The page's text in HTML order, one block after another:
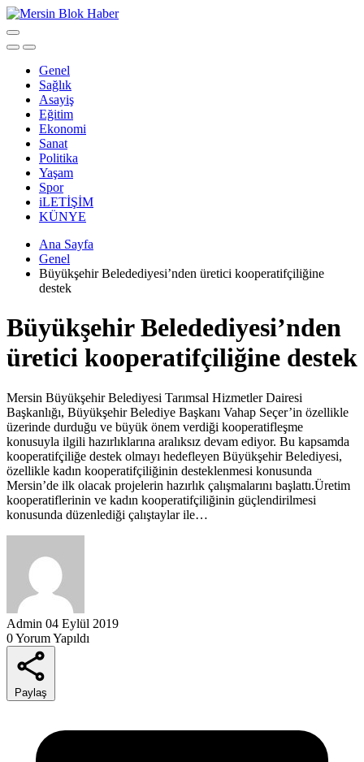
Genel
Sağlık
Asayiş
Eğitim
Ekonomi
Sanat
Politika
Yaşam
Spor
iLETİŞİM
KÜNYE
Ana Sayfa
Genel
Büyükşehir Beledediyesi’nden üretici kooperatifçiliğine
destek
Büyükşehir Beledediyesi’nden
üretici kooperatifçiliğine destek
Mersin Büyükşehir Belediyesi Tarımsal Hizmetler Dairesi
Başkanlığı, Büyükşehir Belediye Başkanı Vahap Seçer’in özellikle
üzerinde durduğu ve büyük önem verdiği kooperatifleşme
konusuyla ilgili hazırlıklarına aralıksız devam ediyor. Bu kapsamda
kooperatifçiliğe destek olmayı hedefleyen Büyükşehir Belediyesi,
özellikle kadın kooperatifçiliğinin desteklenmesi konusunda
Mersin’de ilk olacak projelerin hazırlık çalışmalarını başlattı.Üretim
kooperatiflerinin ve kadın kooperatifçiliğinin güçlendirilmesi
konusunda düzenlediği çalıştaylar ile…
Admin 04 Eylül 2019
0 Yorum Yapıldı
Paylaş